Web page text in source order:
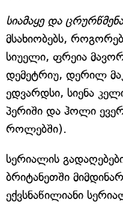
სიამაყე და
მსახიობებს,
სიუელი, ფრეია
დემეტრიუ, დერილ
ედვარდსი, სიენა
პერიში და ჰოლი
როლებში).
სერიალის
ბრიტანეთში
ექვსნაწილიანი